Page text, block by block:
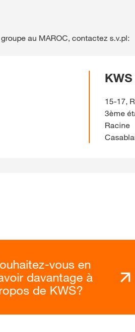
au MAROC, contactez s.v.pl:
15-17,
3ème
Racine
vous en
davantage à
de KWS?